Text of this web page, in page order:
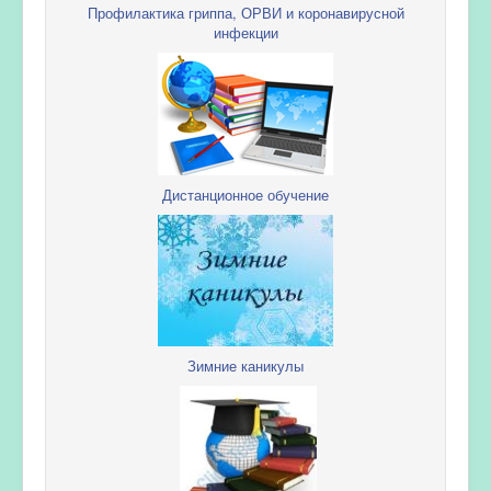
Профилактика гриппа, ОРВИ и коронавирусной
инфекции
Дистанционное обучение
Зимние каникулы